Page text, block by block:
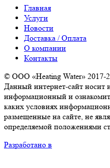
Главная
Услуги
Новости
Доставка / Оплата
О компании
Контакты
© ООО «Heating Water» 2017-
Данный интернет-сайт носит
информационный и
каких условиях
размещенные на сайте, не
определяемой положениями
Разработано в